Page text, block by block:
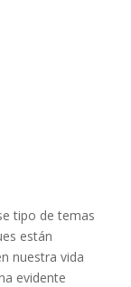
tipo de temas
están
nuestra vida
evidente